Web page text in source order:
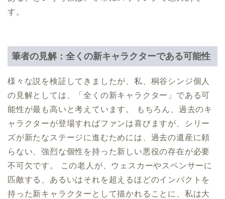
す。
筆者の見解：全くの新キャラクターである可能性
様々な説を検証してきましたが、私、桐谷シンジ個人
の見解としては、「全くの新キャラクター」である可
能性が最も高いと考えています。 もちろん、過去のキ
ャラクターが登場すればファンは喜びますが、シリー
ズが新たなステージに進むためには、過去の遺産に頼
らない、強烈な個性を持った新しい悪役の存在が必要
不可欠です。 この老人が、ウェスカーやスペンサーに
匹敵する、あるいはそれを超えるほどのインパクトを
持った新キャラクターとして描かれることに、私は大